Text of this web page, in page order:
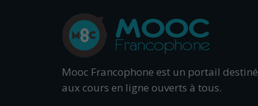
Mooc Francophone est un portail destiné
aux cours en ligne ouverts à tous.